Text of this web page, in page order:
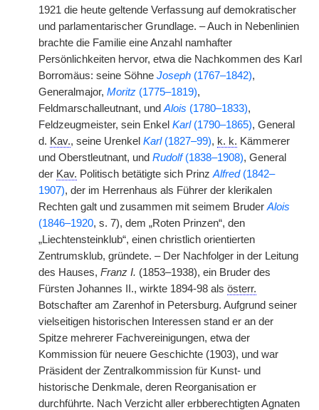
1921 die heute geltende Verfassung auf demokratischer
und parlamentarischer Grundlage. – Auch in Nebenlinien
brachte die Familie eine Anzahl namhafter
Persönlichkeiten hervor, etwa die Nachkommen des Karl
Borromäus: seine Söhne Joseph (1767–1842),
Generalmajor, Moritz (1775–1819),
Feldmarschalleutnant, und Alois (1780–1833),
Feldzeugmeister, sein Enkel Karl(1790–1865), General
d. Kav., seine Urenkel Karl(1827–99), k. k. Kämmerer
und Oberstleutnant, und Rudolf(1838–1908), General
der Kav. Politisch betätigte sich Prinz Alfred(1842–
1907), der im Herrenhaus als Führer der klerikalen
Rechten galt und zusammen mit seimem Bruder Alois
(1846–1920, s. 7), dem „Roten Prinzen“, den
„Liechtensteinklub“, einen christlich orientierten
Zentrumsklub, gründete. – Der Nachfolger in der Leitung
des Hauses, Franz I. (1853–1938), ein Bruder des
Fürsten Johannes II., wirkte 1894-98 als österr.
Botschafter am Zarenhof in Petersburg. Aufgrund seiner
vielseitigen historischen Interessen stand er an der
Spitze mehrerer Fachvereinigungen, etwa der
Kommission für neuere Geschichte (1903), und war
Präsident der Zentralkommission für Kunst- und
historische Denkmale, deren Reorganisation er
durchführte. Nach Verzicht aller erbberechtigten Agnaten